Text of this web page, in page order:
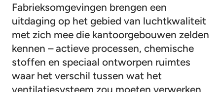
Fabrieksomgevingen brengen een
uitdaging op het gebied van luchtkwaliteit
met zich mee die kantoorgebouwen zelden
kennen – actieve processen, chemische
stoffen en speciaal ontworpen ruimtes
waar het verschil tussen wat het
ventilatiesysteem zou moeten verwerken